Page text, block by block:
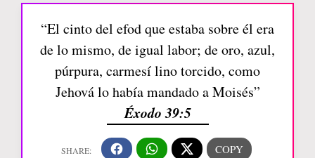
“El cinto del efod que estaba sobre él era
de lo mismo, de igual labor; de oro, azul,
púrpura, carmesí lino torcido, como
Jehová lo había mandado a Moisés”
Éxodo 39:5